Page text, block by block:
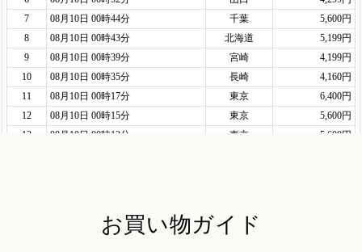
お買い物ガイド